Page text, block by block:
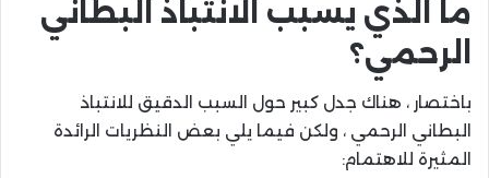
ما الذي يسبب الانتباذ البطاني
الرحمي؟
باختصار ، هناك جدل كبير حول السبب الدقيق للانتباذ
البطاني الرحمي ، ولكن فيما يلي بعض النظريات الرائدة
المثيرة للاهتمام: